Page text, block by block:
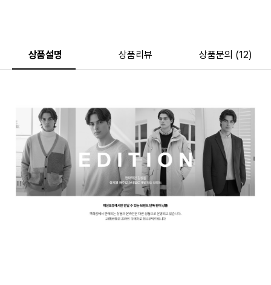
상품설명 상품리뷰 상품문의 (12)